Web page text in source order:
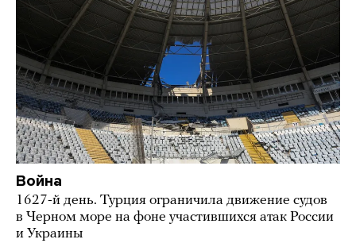
Война
1627-й день. Турция ограничила движение судов
в Черном море на фоне участившихся атак России
и Украины